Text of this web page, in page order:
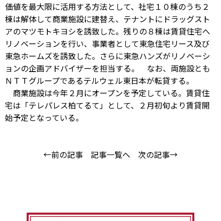
価値を最大限に活用する方法として、社宅１０棟のうち２
棟は解体して商業施設に建替え、テナントにドラッグスト
アのマツモトキヨシを誘致した。残りの８棟は賃貸住宅へ
リノベーションを行い、事業者として東急住宅リース及び
東急ホームズを誘致した。さらに東急ハンズがリノベーシ
ョンの企画アドバイザーを担当する。 なお、両施設とも
ＮＴＴグループであるテルウェル東日本が転貸する。
商業施設は今年２月にオープンを予定している。賃貸住
宅は「テレパレス柏てるて」として、２月初旬より賃貸開
始予定となっている。
←前の記事 記事一覧へ 次の記事→